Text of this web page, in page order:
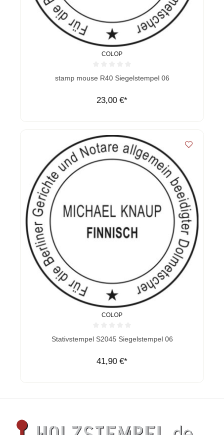
COLOP
Durchschnittliche Bewertung von 0 von 5 Sternen
stamp mouse R40 Siegelstempel 06
23,00 €*
COLOP
Durchschnittliche Bewertung von 0 von 5 Sternen
Stativstempel S2045 Siegelstempel 06
41,90 €*